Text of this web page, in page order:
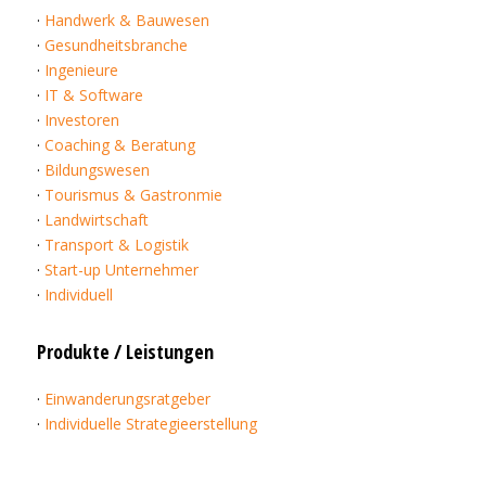
· Handwerk & Bauwesen
· Gesundheitsbranche
· Ingenieure
· IT & Software
· Investoren
· Coaching & Beratung
· Bildungswesen
· Tourismus & Gastronmie
· Landwirtschaft
· Transport & Logistik
· Start-up Unternehmer
· Individuell
Produkte / Leistungen
· Einwanderungsratgeber
· Individuelle Strategieerstellung